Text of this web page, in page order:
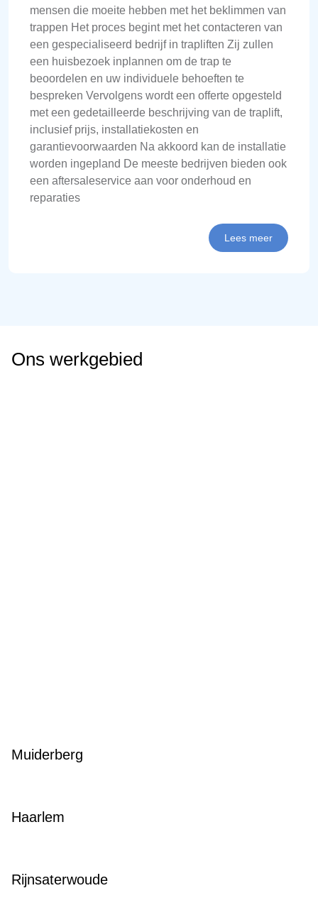
mensen die moeite hebben met het beklimmen van
trappen Het proces begint met het contacteren van
een gespecialiseerd bedrijf in trapliften Zij zullen
een huisbezoek inplannen om de trap te
beoordelen en uw individuele behoeften te
bespreken Vervolgens wordt een offerte opgesteld
met een gedetailleerde beschrijving van de traplift,
inclusief prijs, installatiekosten en
garantievoorwaarden Na akkoord kan de installatie
worden ingepland De meeste bedrijven bieden ook
een aftersaleservice aan voor onderhoud en
reparaties
Lees meer
Ons werkgebied
Muiderberg
Haarlem
Rijnsaterwoude